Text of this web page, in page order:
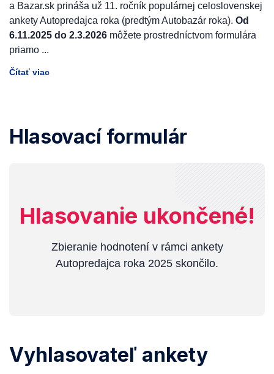
a Bazar.sk prináša už 11. ročník populárnej celoslovenskej
ankety Autopredajca roka (predtým Autobazár roka). Od
6.11.2025 do 2.3.2026 môžete prostredníctvom formulára
priamo ...
Čítať viac
Hlasovací formulár
Hlasovanie ukončené!
Zbieranie hodnotení v rámci ankety
Autopredajca roka 2025 skončilo.
Vyhlasovateľ ankety